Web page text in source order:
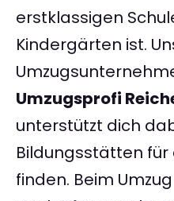
erstklassigen
Kindergärten ist.
Umzugsprofi
unterstützt dich
Bildungsstätten für
finden. Beim